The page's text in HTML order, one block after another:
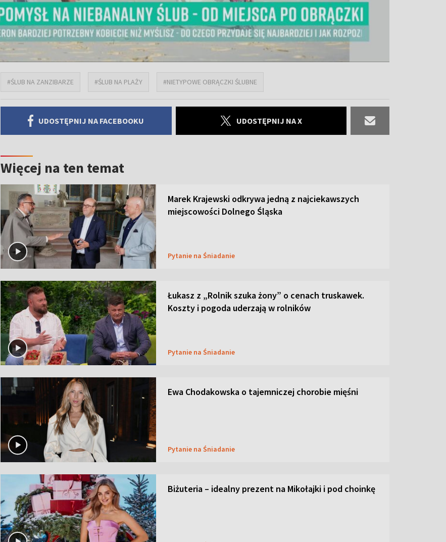
#ŚLUB NA ZANZIBARZE #ŚLUB NA PLAŻY #NIETYPOWE OBRĄCZKI ŚLUBNE
UDOSTĘPNIJ NA FACEBOOKU UDOSTĘPNIJ NA X
Więcej na ten temat
Marek Krajewski odkrywa jedną z najciekawszych
miejscowości Dolnego Śląska
Pytanie na Śniadanie
Łukasz z „Rolnik szuka żony” o cenach truskawek.
Koszty i pogoda uderzają w rolników
Pytanie na Śniadanie
Ewa Chodakowska o tajemniczej chorobie mięśni
Pytanie na Śniadanie
Biżuteria – idealny prezent na Mikołajki i pod choinkę